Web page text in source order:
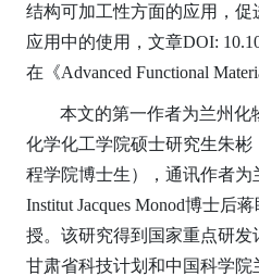
结构可加工性方面的应用，
应用中的使用，文章DOI:
在《Advanced Functional
本文的第一作者为兰州化
化学化工学院硕士研究生朱
程学院博士生），通讯作者为
Institut Jacques Monod博士后
授。该研究得到国家重点研发
甘肃省科技计划和中国科学